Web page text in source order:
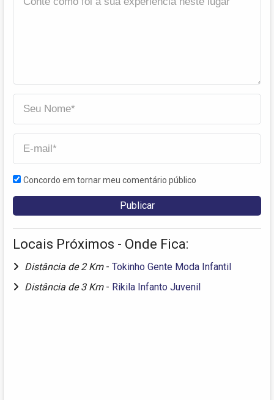
Concordo em tornar meu comentário público
Locais Próximos - Onde Fica:
Distância de 2 Km - Tokinho Gente Moda Infantil
Distância de 3 Km - Rikila Infanto Juvenil